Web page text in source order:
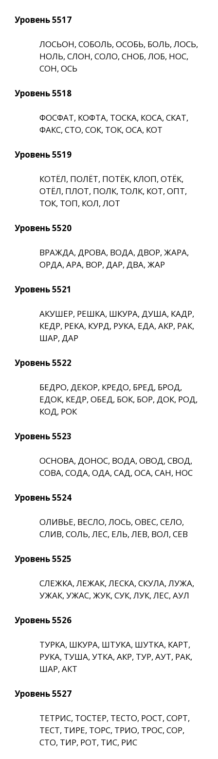
Уровень 5517
ЛОСЬОН, СОБОЛЬ, ОСОБЬ, БОЛЬ, ЛОСЬ,
НОЛЬ, СЛОН, СОЛО, СНОБ, ЛОБ, НОС,
СОН, ОСЬ
Уровень 5518
ФОСФАТ, КОФТА, ТОСКА, КОСА, СКАТ,
ФАКС, СТО, СОК, ТОК, ОСА, КОТ
Уровень 5519
КОТЁЛ, ПОЛЁТ, ПОТЁК, КЛОП, ОТЁК,
ОТЁЛ, ПЛОТ, ПОЛК, ТОЛК, КОТ, ОПТ,
ТОК, ТОП, КОЛ, ЛОТ
Уровень 5520
ВРАЖДА, ДРОВА, ВОДА, ДВОР, ЖАРА,
ОРДА, АРА, ВОР, ДАР, ДВА, ЖАР
Уровень 5521
АКУШЕР, РЕШКА, ШКУРА, ДУША, КАДР,
КЕДР, РЕКА, КУРД, РУКА, ЕДА, АКР, РАК,
ШАР, ДАР
Уровень 5522
БЕДРО, ДЕКОР, КРЕДО, БРЕД, БРОД,
ЕДОК, КЕДР, ОБЕД, БОК, БОР, ДОК, РОД,
КОД, РОК
Уровень 5523
ОСНОВА, ДОНОС, ВОДА, ОВОД, СВОД,
СОВА, СОДА, ОДА, САД, ОСА, САН, НОС
Уровень 5524
ОЛИВЬЕ, ВЕСЛО, ЛОСЬ, ОВЕС, СЕЛО,
СЛИВ, СОЛЬ, ЛЕС, ЕЛЬ, ЛЕВ, ВОЛ, СЕВ
Уровень 5525
СЛЕЖКА, ЛЕЖАК, ЛЕСКА, СКУЛА, ЛУЖА,
УЖАК, УЖАС, ЖУК, СУК, ЛУК, ЛЕС, АУЛ
Уровень 5526
ТУРКА, ШКУРА, ШТУКА, ШУТКА, КАРТ,
РУКА, ТУША, УТКА, АКР, ТУР, АУТ, РАК,
ШАР, АКТ
Уровень 5527
ТЕТРИС, ТОСТЕР, ТЕСТО, РОСТ, СОРТ,
ТЕСТ, ТИРЕ, ТОРС, ТРИО, ТРОС, СОР,
СТО, ТИР, РОТ, ТИС, РИС